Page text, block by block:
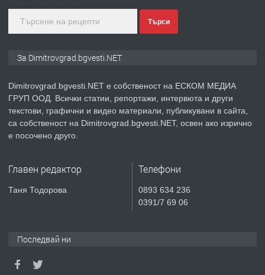
преди 2 месеца
ПРЕДЛАГА Къща в Странско
Професионални курсове
Търси
За Dimitrovgrad.bgvesti.NET
Dimitrovgrad.bgvesti.NET е собственост на ЕСКОМ МЕДИА
ГРУП ООД. Всички статии, репортажи, интервюта и други
текстови, графични и видео материали, публикувани в сайта,
са собственост на Dimitrovgrad.bgvesti.NET, освен ако изрично
е посочено друго.
Главен редактор
Таня Тодорова
Телефони
0893 634 236
0391/7 69 06
Последвай ни